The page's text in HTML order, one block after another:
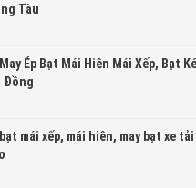
Tàu
Ép Bạt Mái Hiên Mái Xếp, Bạt
Đồng
mái xếp, mái hiên, may bạt xe